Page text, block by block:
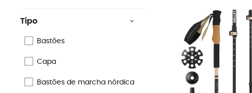
80 cm
Tipo
Bastões
Capa
Bastões de marcha nórdica